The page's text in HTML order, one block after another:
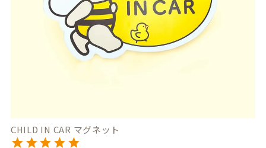
CHILD IN CAR マグネット